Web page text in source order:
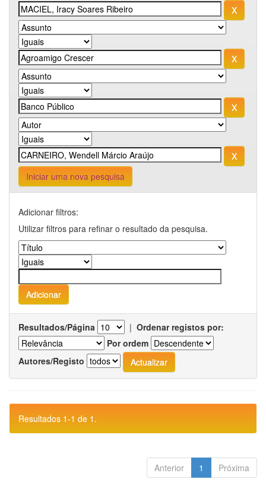
Iniciar uma nova pesquisa
Adicionar filtros:
Utilizar filtros para refinar o resultado da pesquisa.
Resultados/Página | Ordenar registos por:
Por ordem
Autores/Registo
Resultados 1-1 de 1.
Anterior 1 Próxima